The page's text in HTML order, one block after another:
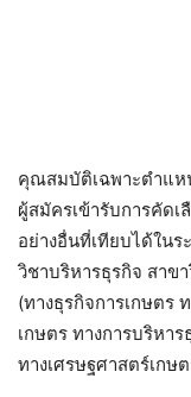
คุณสมบัติเฉพาะตำแห
ผู้สมัครเข้ารับการคัด
อย่างอื่นที่เทียบได้ใน
วิชาบริหารธุรกิจ สาข
(ทางธุรกิจการเกษตร
เกษตร ทางการบริหา
ทางเศรษฐศาสตร์เกษ